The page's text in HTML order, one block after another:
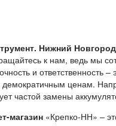
Нижний Новгород
к нам, ведь мы
и ответственность –
ценам.
частой замены
магазин«Крепко-НН» –